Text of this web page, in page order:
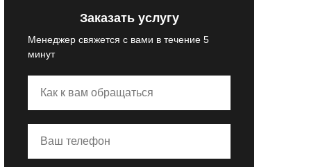
Заказать услугу
Менеджер свяжется с вами в течение 5
минут